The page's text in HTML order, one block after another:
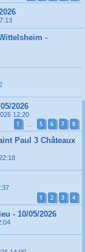
-
2026
12:20
1 5 6 7 8
Paul 3 Châteaux
1 2 3 4
- 10/05/2026